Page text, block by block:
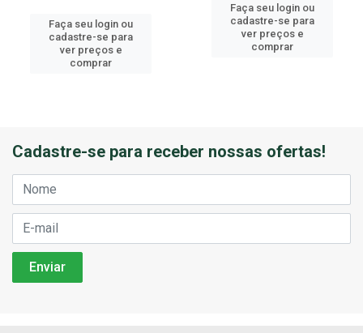
Faça seu login ou
cadastre-se para
ver preços e
comprar
Faça seu login ou
cadastre-se para
ver preços e
comprar
Cadastre-se para receber nossas ofertas!